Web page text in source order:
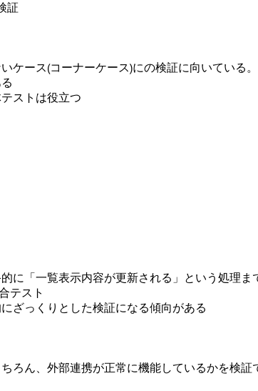
証
ース(コーナーケース)にの検証に向いている。
ストは役立つ
に「一覧表示内容が更新される」という処理ま
テスト
ざっくりとした検証になる傾向がある
ろん、外部連携が正常に機能しているかを検証